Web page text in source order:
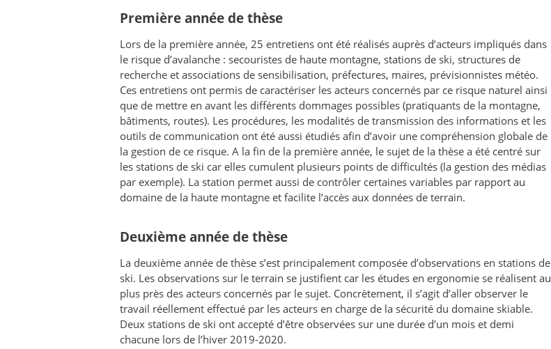
Première année de thèse
Lors de la première année, 25 entretiens ont été réalisés auprès d’acteurs impliqués dans
le risque d’avalanche : secouristes de haute montagne, stations de ski, structures de
recherche et associations de sensibilisation, préfectures, maires, prévisionnistes météo.
Ces entretiens ont permis de caractériser les acteurs concernés par ce risque naturel ainsi
que de mettre en avant les différents dommages possibles (pratiquants de la montagne,
bâtiments, routes). Les procédures, les modalités de transmission des informations et les
outils de communication ont été aussi étudiés afin d’avoir une compréhension globale de
la gestion de ce risque. A la fin de la première année, le sujet de la thèse a été centré sur
les stations de ski car elles cumulent plusieurs points de difficultés (la gestion des médias
par exemple). La station permet aussi de contrôler certaines variables par rapport au
domaine de la haute montagne et facilite l’accès aux données de terrain.
Deuxième année de thèse
La deuxième année de thèse s’est principalement composée d’observations en stations de
ski. Les observations sur le terrain se justifient car les études en ergonomie se réalisent au
plus près des acteurs concernés par le sujet. Concrètement, il s’agit d’aller observer le
travail réellement effectué par les acteurs en charge de la sécurité du domaine skiable.
Deux stations de ski ont accepté d’être observées sur une durée d’un mois et demi
chacune lors de l’hiver 2019-2020.